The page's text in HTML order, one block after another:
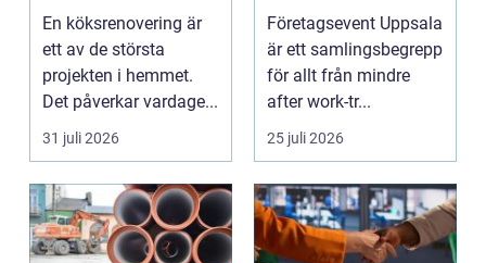
ett smartare kök
En köksrenovering är
ett av de största
projekten i hemmet.
Det påverkar vardage...
31 juli 2026
möten som bygger
starkare team
Företagsevent Uppsala
är ett samlingsbegrepp
för allt från mindre
after work-tr...
25 juli 2026